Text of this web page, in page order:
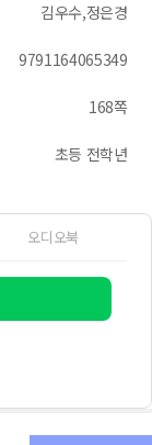
김우수,정은경
9791164065349
168쪽
초등 전학년
오디오북